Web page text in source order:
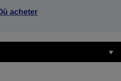
acheter